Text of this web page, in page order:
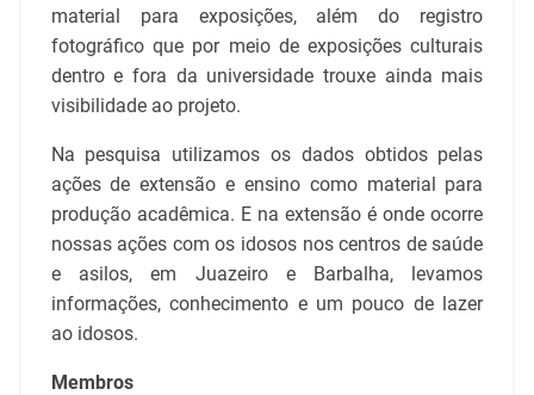
material para exposições, além do registro
fotográfico que por meio de exposições culturais
dentro e fora da universidade trouxe ainda mais
visibilidade ao projeto.
Na pesquisa utilizamos os dados obtidos pelas
ações de extensão e ensino como material para
produção acadêmica. E na extensão é onde ocorre
nossas ações com os idosos nos centros de saúde
e asilos, em Juazeiro e Barbalha, levamos
informações, conhecimento e um pouco de lazer
ao idosos.
Membros